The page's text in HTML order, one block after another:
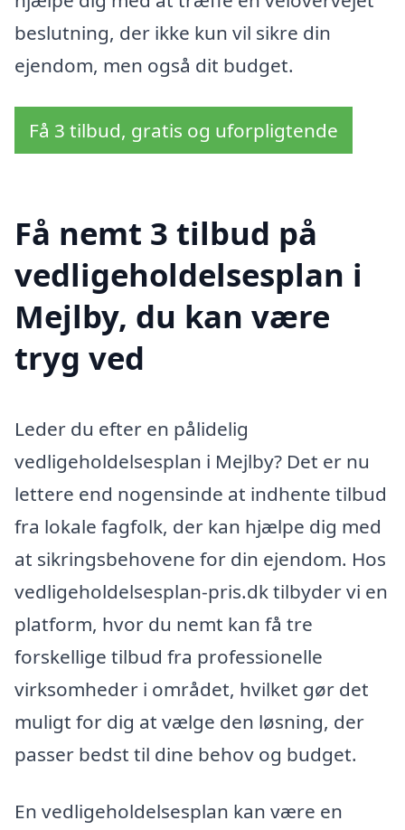
beslutning, der ikke kun vil sikre din
ejendom, men også dit budget.
Få 3 tilbud, gratis og uforpligtende
Få nemt 3 tilbud på
vedligeholdelsesplan i
Mejlby, du kan være
tryg ved
Leder du efter en pålidelig
vedligeholdelsesplan i Mejlby? Det er nu
lettere end nogensinde at indhente tilbud
fra lokale fagfolk, der kan hjælpe dig med
at sikringsbehovene for din ejendom. Hos
vedligeholdelsesplan-pris.dk tilbyder vi en
platform, hvor du nemt kan få tre
forskellige tilbud fra professionelle
virksomheder i området, hvilket gør det
muligt for dig at vælge den løsning, der
passer bedst til dine behov og budget.
En vedligeholdelsesplan kan være en